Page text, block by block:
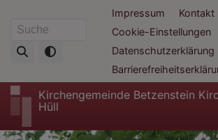
zum
Suche
Impressum
Kontakt
Cookie-Einstellungen
Datenschutzerklärung
Kirchengemeinde Betzenstein
Hüll